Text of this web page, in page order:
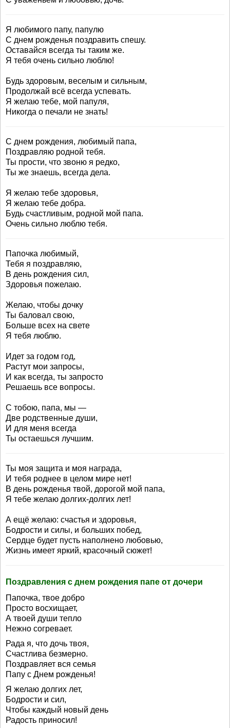
Я любимого папу, папулю
С днем рожденья поздравить спешу.
Оставайся всегда ты таким же.
Я тебя очень сильно люблю!
Будь здоровым, веселым и сильным,
Продолжай всё всегда успевать.
Я желаю тебе, мой папуля,
Никогда о печали не знать!
С днем рождения, любимый папа,
Поздравляю родной тебя.
Ты прости, что звоню я редко,
Ты же знаешь, всегда дела.
Я желаю тебе здоровья,
Я желаю тебе добра.
Будь счастливым, родной мой папа.
Очень сильно люблю тебя.
Папочка любимый,
Тебя я поздравляю,
В день рождения сил,
Здоровья пожелаю.
Желаю, чтобы дочку
Ты баловал свою,
Больше всех на свете
Я тебя люблю.
Идет за годом год,
Растут мои запросы,
И как всегда, ты запросто
Решаешь все вопросы.
С тобою, папа, мы —
Две родственные души,
И для меня всегда
Ты остаешься лучшим.
Ты моя защита и моя награда,
И тебя роднее в целом мире нет!
В день рожденья твой, дорогой мой папа,
Я тебе желаю долгих-долгих лет!
А ещё желаю: счастья и здоровья,
Бодрости и силы, и больших побед,
Сердце будет пусть наполнено любовью,
Жизнь имеет яркий, красочный сюжет!
Поздравления с днем рождения папе от дочери
Папочка, твое добро
Просто восхищает,
А твоей души тепло
Нежно согревает.
Рада я, что дочь твоя,
Счастлива безмерно.
Поздравляет вся семья
Папу с Днем рожденья!
Я желаю долгих лет,
Бодрости и сил,
Чтобы каждый новый день
Радость приносил!